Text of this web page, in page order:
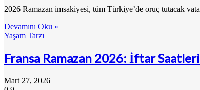
2026 Ramazan imsakiyesi, tüm Türkiye’de oruç tutacak
Devamını Oku »
Yaşam Tarzı
Fransa Ramazan 2026: İftar
Mart 27, 2026